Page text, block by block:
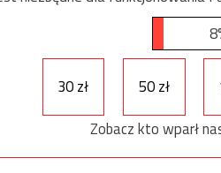
30 zł 50 zł
Zobacz kto wparł